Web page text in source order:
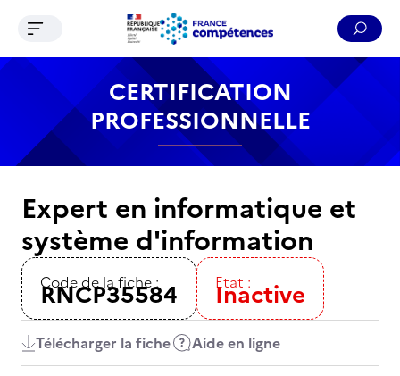
Contenu Recherche Menu Pied de page
Ouvrir le menu de navigation
CERTIFICATION
PROFESSIONNELLE
Expert en informatique et
système d'information
Code de la fiche :
RNCP35584 Etat :
Inactive
Télécharger la fiche Aide en ligne